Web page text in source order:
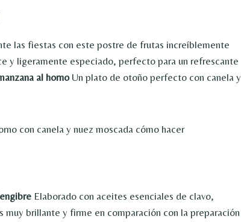
las fiestas con este postre de frutas increíblemente
y ligeramente especiado, perfecto para un refrescante
al hornoUn plato de otoño perfecto con canela y
Elaborado con aceites esenciales de clavo,
muy brillante y firme en comparación con la preparación